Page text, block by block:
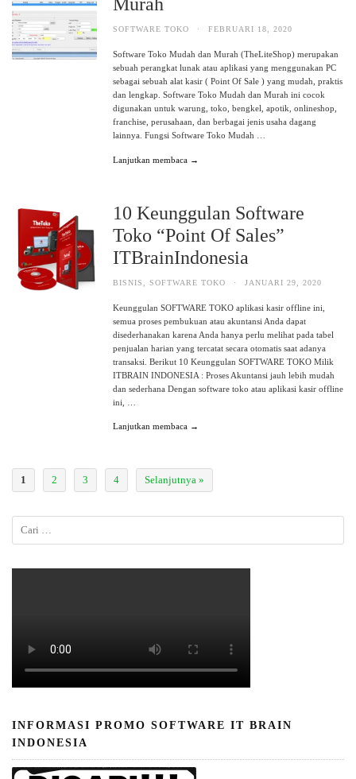
SOFTWARE TOKO · FEBRUARI 18, 2020
Software Toko Mudah dan Murah (TheLiteShop) merupakan
sebuah perangkat lunak atau aplikasi yang menggunakan PC
sebagai sebuah alat kasir ( Point Of Sale ) yang mudah, praktis
dan lengkap. Software Toko Mudah dan Murah ini cocok
digunakan untuk warung, toko, bengkel, apotik, onlineshop,
franchise, perusahaan, dan berbagai jenis usaha dagang
lainnya. Fungsi Software Toko Mudah …
Lanjutkan membaca →
10 Keunggulan Software
Toko “Point Of Sales”
ITBrainIndonesia
BISNIS ,SOFTWARE TOKO · JANUARI 29, 2020
Keunggulan SOFTWARE TOKO aplikasi kasir offline ini,
semua proses pembukuan atau akuntansi Anda dapat
disederhanakan karena Anda hanya perlu melihat pada tabel
penjualan harian yang tercatat secara otomatis saat adanya
transaksi. Berikut 10 Keunggulan SOFTWARE TOKO Milik
ITBRAIN INDONESIA : Proses Akuntansi jauh lebih mudah
dan sederhana Dengan software toko atau aplikasi kasir offline
ini, …
Lanjutkan membaca →
1 2 3 4 Selanjutnya »
INFORMASI PROMO SOFTWARE IT BRAIN
INDONESIA